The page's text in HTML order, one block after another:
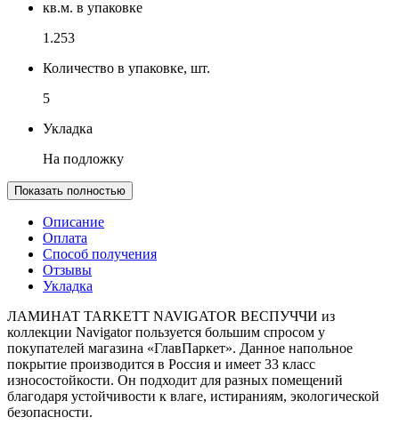
кв.м. в упаковке
1.253
Количество в упаковке, шт.
5
Укладка
На подложку
Показать полностью
Описание
Оплата
Способ получения
Отзывы
Укладка
ЛАМИНАТ TARKETT NAVIGATOR ВЕСПУЧЧИ из
коллекции Navigator пользуется большим спросом у
покупателей магазина «ГлавПаркет». Данное напольное
покрытие производится в Россия и имеет 33 класс
износостойкости. Он подходит для разных помещений
благодаря устойчивости к влаге, истираниям, экологической
безопасности.